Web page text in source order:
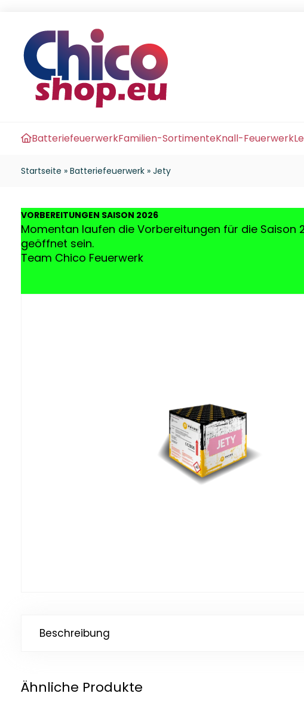
BatteriefeuerwerkFamilien-SortimenteKnall-Feuerwerk
Startseite » Batteriefeuerwerk » Jety
VORBEREITUNGEN SAISON 2026
Momentan laufen die Vorbereitungen für die Saison
geöffnet sein.
Team Chico Feuerwerk
Beschreibung
Ähnliche Produkte